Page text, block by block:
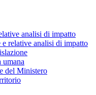
analisi di impatto
relative analisi di impatto
umana
del Ministero